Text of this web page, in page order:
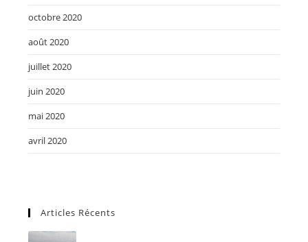
octobre 2020
août 2020
juillet 2020
juin 2020
mai 2020
avril 2020
Articles Récents